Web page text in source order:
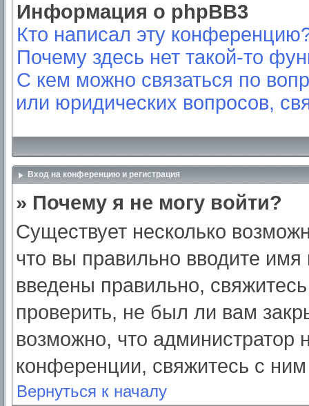
Информация о phpBB3
Кто написал эту
Почему здесь нет такой-то
С кем можно связаться по
или юридических вопросов,
Вход на конференцию и регистрация
» Почему я не могу войти?
Существует несколько
что вы правильно вводите
введены правильно,
проверить, не был ли вам
возможно, что администратор
конференции, свяжитесь с
Вернуться к началу